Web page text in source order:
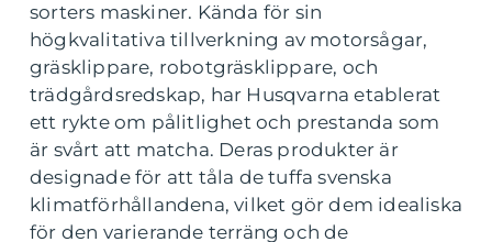
sorters maskiner. Kända för sin
högkvalitativa tillverkning av motorsågar,
gräsklippare, robotgräsklippare, och
trädgårdsredskap, har Husqvarna etablerat
ett rykte om pålitlighet och prestanda som
är svårt att matcha. Deras produkter är
designade för att tåla de tuffa svenska
klimatförhållandena, vilket gör dem idealiska
för den varierande terräng och de